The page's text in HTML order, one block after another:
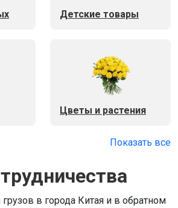
Детские товары
Цветы и растения
Показать все
в города Китая и в обратном